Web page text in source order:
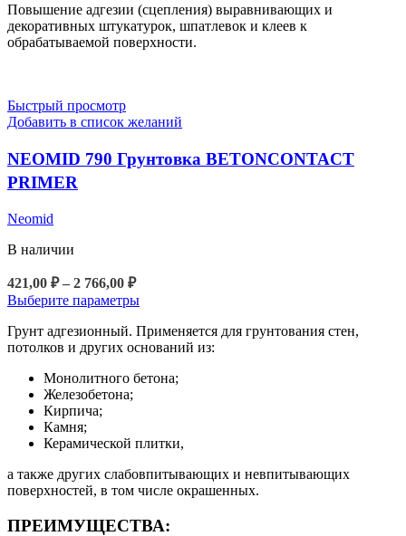
–
2
235,00 ₽
имеет
несколько
вариаций.
странице
Повышение адгезии (сцепления) выравнивающих и
декоративных штукатурок, шпатлевок и клеев к
обрабатываемой поверхности.
Быстрый просмотр
Добавить в список желаний
NEOMID 790 Грунтовка BETONCONTACT
PRIMER
Neomid
В наличии
421,00 ₽ – 2 766,00 ₽Диапазон
цен:
–
2
Выберите параметрыЭтот
имеет
несколько
Опции
странице
Грунт адгезионный. Применяется для грунтования стен,
потолков и других оснований из:
Монолитного бетона;
Железобетона;
Кирпича;
Камня;
Керамической плитки,
а также других слабовпитывающих и невпитывающих
поверхностей, в том числе окрашенных.
ПРЕИМУЩЕСТВА: